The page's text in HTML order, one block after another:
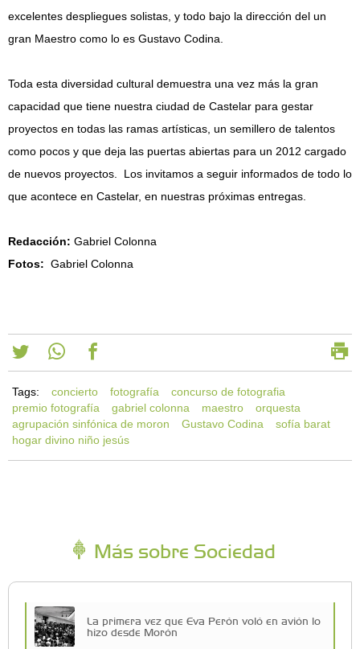
excelentes despliegues solistas, y todo bajo la dirección del un
gran Maestro como lo es Gustavo Codina.
Toda esta diversidad cultural demuestra una vez más la gran
capacidad que tiene nuestra ciudad de Castelar para gestar
proyectos en todas las ramas artísticas, un semillero de talentos
como pocos y que deja las puertas abiertas para un 2012 cargado
de nuevos proyectos. Los invitamos a seguir informados de todo lo
que acontece en Castelar, en nuestras próximas entregas.
Redacción: Gabriel Colonna
Fotos: Gabriel Colonna
Tags: concierto fotografía
concurso de fotografia
premio fotografía
gabriel colonna maestro
orquesta
agrupación sinfónica de moron
Gustavo Codina
sofía barat
hogar divino niño jesús
Más sobre Sociedad
La primera vez que Eva Perón voló en avión lo
hizo desde Morón